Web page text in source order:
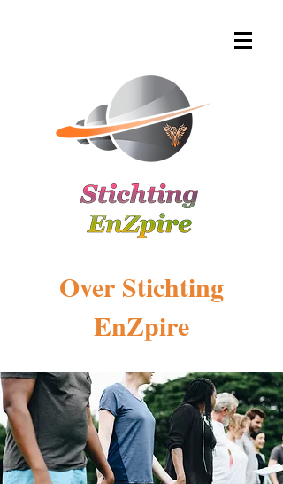
Over Stichting
EnZpire